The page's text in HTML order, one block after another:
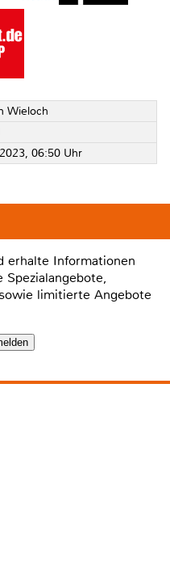
Wieloch
06:50 Uhr
erhalte Informationen
Spezialangebote,
limitierte Angebote